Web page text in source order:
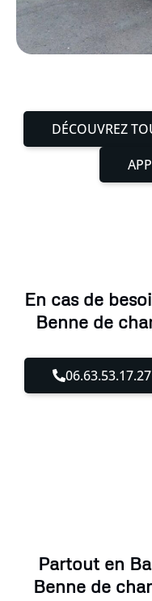
DÉCOUVREZ
En cas de
Benne de
06.63.53.17.27
Partout en
Benne de